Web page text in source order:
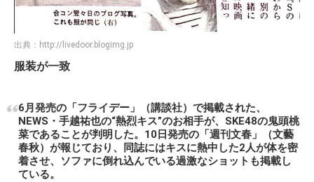
出典： http://livedoor.blogimg.jp
服装が一致
6月発売の「フライデー」（講談社）で掲載された、
NEWS・手越祐也の“熱烈キス”のお相手が、SKE48の鬼頭桃
菜であることが判明した。10日発売の「週刊文春」（文藝
春秋）が報じており、同誌にはキスに熱中した2人が体を密
着させ、ソファに倒れ込んでいる過激なショットも掲載し
ている。